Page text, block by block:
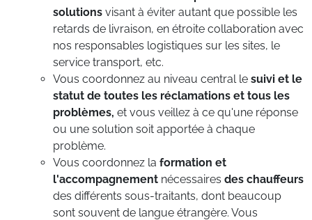
solutions visant à éviter autant que possible les
retards de livraison, en étroite collaboration avec
nos responsables logistiques sur les sites, le
service transport, etc.
Vous coordonnez au niveau central le suivi et le
statut de toutes les réclamations et tous les
problèmes, et vous veillez à ce qu'une réponse
ou une solution soit apportée à chaque
problème.
Vous coordonnez la formation et
l'accompagnement nécessaires des chauffeurs
des différents sous-traitants, dont beaucoup
sont souvent de langue étrangère. Vous